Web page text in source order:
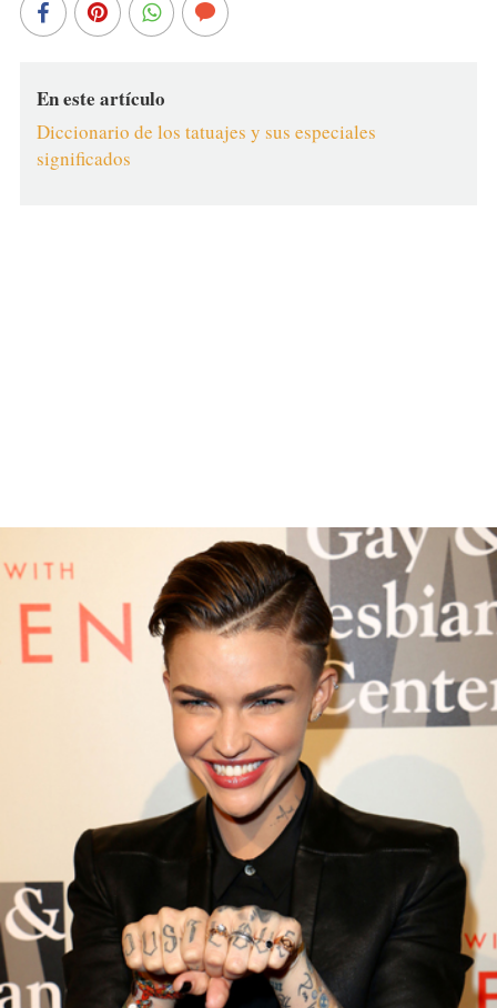
En este artículo
Diccionario de los tatuajes y sus especiales
significados